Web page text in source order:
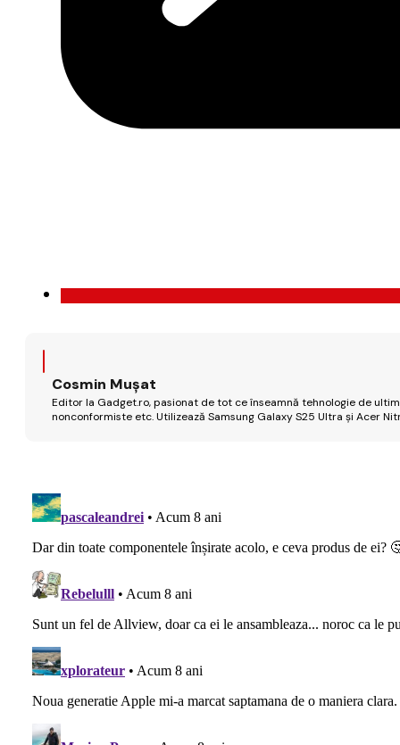
Cosmin Mușat
Editor la Gadget.ro, pasionat de tot ce înseamnă tehnologie de
nonconformiste etc. Utilizează Samsung Galaxy S25 Ultra și Acer